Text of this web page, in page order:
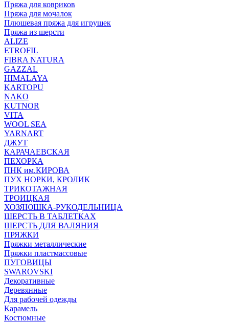
Пряжа для ковриков
Пряжа для мочалок
Плюшевая пряжа для игрушек
Пряжа из шерсти
ALIZE
ETROFIL
FIBRA NATURA
GAZZAL
HIMALAYA
KARTOPU
NAKO
KUTNOR
VITA
WOOL SEA
YARNART
ДЖУТ
КАРАЧАЕВСКАЯ
ПЕХОРКА
ПНК им.КИРОВА
ПУХ НОРКИ, КРОЛИК
ТРИКОТАЖНАЯ
ТРОИЦКАЯ
ХОЗЯЮШКА-РУКОДЕЛЬНИЦА
ШЕРСТЬ В ТАБЛЕТКАХ
ШЕРСТЬ ДЛЯ ВАЛЯНИЯ
ПРЯЖКИ
Пряжки металлические
Пряжки пластмассовые
ПУГОВИЦЫ
SWAROVSKI
Декоративные
Деревянные
Для рабочей одежды
Карамель
Костюмные